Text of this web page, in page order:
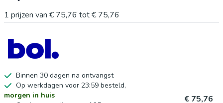
zitzak verandert rommel in een comfortabele zitplek. De zitzak
Pluche dieren
Kussens
Dekens
Kleding
1 prijzen van € 75,76 tot€ 75,76
Binnen 30 dagen na ontvangst
Op werkdagen voor 23:59 besteld,
morgen in huis
€ 75,76